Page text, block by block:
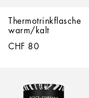
Thermotrinkflasche
warm/kalt
CHF 80